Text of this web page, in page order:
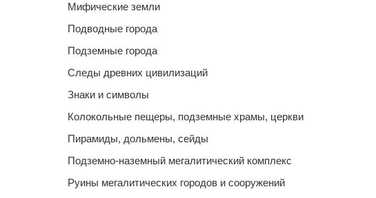
Мифические земли
Подводные города
Подземные города
Следы древних цивилизаций
Знаки и символы
Колокольные пещеры, подземные храмы, церкви
Пирамиды, дольмены, сейды
Подземно-наземный мегалитический комплекс
Руины мегалитических городов и сооружений